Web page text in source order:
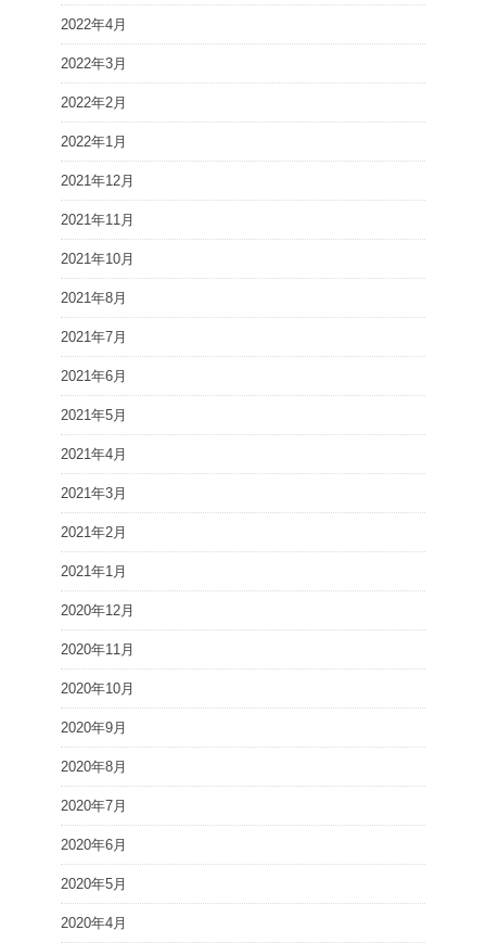
2022年4月
2022年3月
2022年2月
2022年1月
2021年12月
2021年11月
2021年10月
2021年8月
2021年7月
2021年6月
2021年5月
2021年4月
2021年3月
2021年2月
2021年1月
2020年12月
2020年11月
2020年10月
2020年9月
2020年8月
2020年7月
2020年6月
2020年5月
2020年4月